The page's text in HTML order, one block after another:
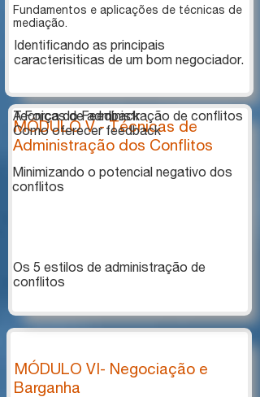
Fundamentos e aplicações de técnicas de
mediação.
Identificando as principais
caracterisiticas de um bom negociador.
MÓDULO VI- Negociação e
Barganha
MÓDULO V - Técnicas de
Administração dos Conflitos
Minimizando o potencial negativo dos
conflitos
Os 5 estilos de administração de
conflitos
Tecnicas de administração de conflitos
A Força do Feedback
Como oferecer feedback